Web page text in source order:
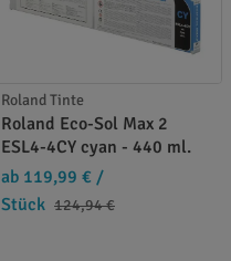
Roland Tinte
Roland Eco-Sol Max 2
ESL4-4CY cyan - 440 ml.
ab 119,99 € /
Stück 124,94 €